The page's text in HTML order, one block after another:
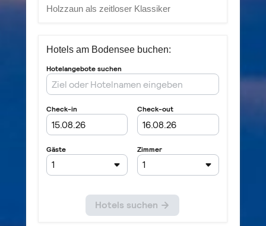
Holzzaun als zeitloser Klassiker
Hotels am Bodensee buchen: